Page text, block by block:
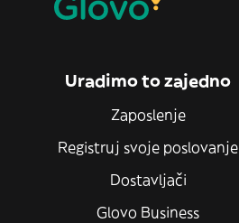
Uradimo to zajedno
Zaposlenje
Registruj svoje poslovanje
Dostavljači
Glovo Business